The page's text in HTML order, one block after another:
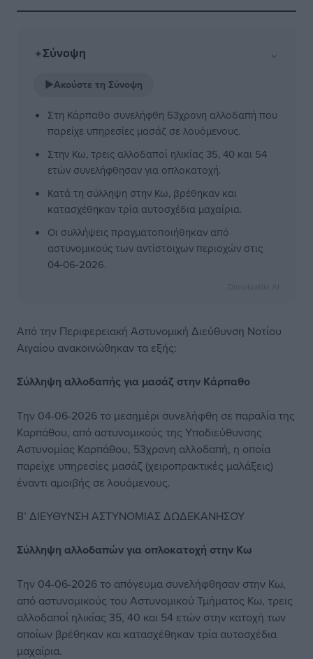
✦Σύνοψη ⌄
▶Ακούστε τη Σύνοψη
Στη Κάρπαθο συνελήφθη 53χρονη αλλοδαπή που
παρείχε υπηρεσίες μασάζ σε λουόμενους.
Στην Κω, τρεις αλλοδαποί ηλικίας 35, 40 και 54
ετών συνελήφθησαν για οπλοκατοχή.
Κατά τη σύλληψη στην Κω, βρέθηκαν και
κατασχέθηκαν τρία αυτοσχέδια μαχαίρια.
Οι συλλήψεις πραγματοποιήθηκαν από
αστυνομικούς των αντίστοιχων περιοχών στις
04-06-2026.
Από την Περιφερειακή Αστυνομική Διεύθυνση Νοτίου
Αιγαίου ανακοινώθηκαν τα εξής:
Σύλληψη αλλοδαπής για μασάζ στην Κάρπαθο
Την 04-06-2026 το μεσημέρι συνελήφθη σε παραλία της
Καρπάθου, από αστυνομικούς της Υποδιεύθυνσης
Αστυνομίας Καρπάθου, 53χρονη αλλοδαπή, η οποία
παρείχε υπηρεσίες μασάζ (χειροπρακτικές μαλάξεις)
έναντι αμοιβής σε λουόμενους.
Β’ ΔΙΕΥΘΥΝΣΗ ΑΣΤΥΝΟΜΙΑΣ ΔΩΔΕΚΑΝΗΣΟΥ
Σύλληψη αλλοδαπών για οπλοκατοχή στην Κω
Την 04-06-2026 το απόγευμα συνελήφθησαν στην Κω,
από αστυνομικούς του Αστυνομικού Τμήματος Κω, τρεις
αλλοδαποί ηλικίας 35, 40 και 54 ετών στην κατοχή των
οποίων βρέθηκαν και κατασχέθηκαν τρία αυτοσχέδια
μαχαίρια.